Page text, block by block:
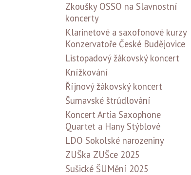
Zkoušky OSSO na Slavnostní
koncerty
Klarinetové a saxofonové kurzy
Konzervatoře České Budějovice
Listopadový žákovský koncert
Knížkování
Říjnový žákovský koncert
Šumavské štrúdlování
Koncert Artia Saxophone
Quartet a Hany Stýblové
LDO Sokolské narozeniny
ZUŠka ZUŠce 2025
Sušické ŠUMění 2025